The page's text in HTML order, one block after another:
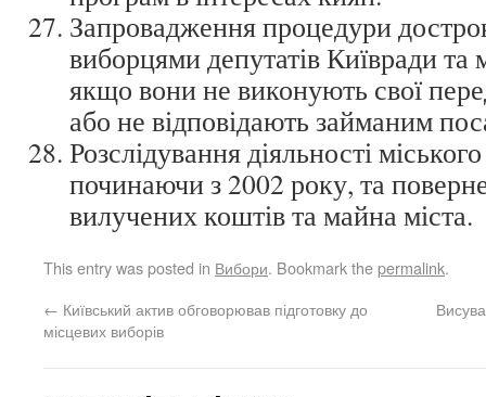
Запровадження процедури
виборцями депутатів Київради та
якщо вони не виконують свої
або не відповідають займаним
Розслідування діяльності
починаючи з 2002 року, та
вилучених коштів та майна міста.
This entry was posted in Вибори. Bookmark thepermalink.
← Київський актив обговорював підготовку до
місцевих виборів